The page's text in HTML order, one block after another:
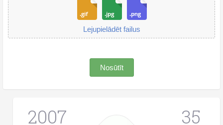
Lejupielādēt failus
Nosūtīt
2007 35